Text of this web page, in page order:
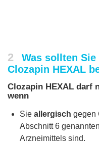
2
Was sollten
Clozapin HEXAL
Clozapin HEXAL darf
wenn
Sie allergisch gegen
Abschnitt 6
Arzneimittels sind.